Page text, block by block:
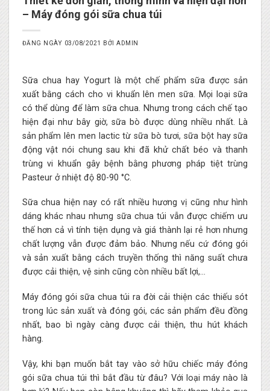
– Máy đóng gói sữa chua túi
ĐĂNG NGÀY 03/08/2021 BỞIADMIN
Sữa chua hay Yogurt là một chế phẩm sữa được sản
xuất bằng cách cho vi khuẩn lên men sữa. Mọi loại sữa
có thể dùng để làm sữa chua. Nhưng trong cách chế tạo
hiện đại như bây giờ, sữa bò được dùng nhiều nhất. Là
sản phẩm lên men lactic từ sữa bò tươi, sữa bột hay sữa
động vật nói chung sau khi đã khử chất béo và thanh
trùng vi khuẩn gây bệnh bằng phương pháp tiệt trùng
Pasteur ở nhiệt độ 80-90 °C.
Sữa chua hiện nay có rất nhiều hương vị cũng như hình
dáng khác nhau nhưng sữa chua túi vẫn được chiếm ưu
thế hơn cả vì tính tiện dụng và giá thành lại rẻ hơn nhưng
chất lượng vẫn được đảm bảo. Nhưng nếu cứ đóng gói
và sản xuất bằng cách truyền thống thì năng suất chưa
được cải thiện, vệ sinh cũng còn nhiều bất lợi,…
Máy đóng gói sữa chua túi ra đời cải thiện các thiếu sót
trong lúc sản xuất và đóng gói, các sản phẩm đều đồng
nhất, bao bì ngày càng được cải thiện, thu hút khách
hàng.
Vậy, khi bạn muốn bắt tay vào sở hữu chiếc máy đóng
gói sữa chua túi thì bắt đầu từ đâu? Với loại máy nào là